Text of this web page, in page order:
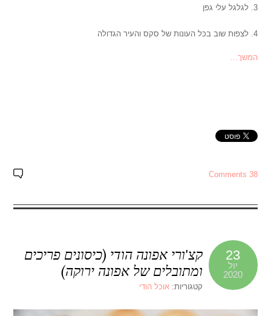
3. לגלגל עלי גפן
4. לצפות שוב בכל העונות של סקס והעיר הגדולה
המשך…
38 Comments
23
יול
2020
קצ'ורי אפונה הודי (כיסונים פריכים
ומתובלים של אפונה ירוקה)
קטגוריות:אוכל הודי